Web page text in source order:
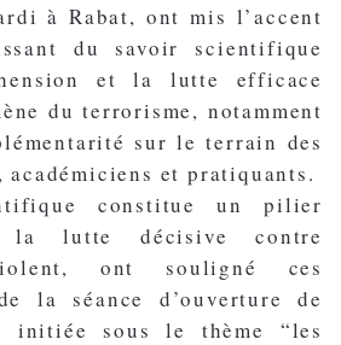
à Rabat, ont mis l’accent
du savoir scientifique
et la lutte efficace
du terrorisme, notamment
sur le terrain des
académiciens et pratiquants.
constitue un pilier
la lutte décisive contre
ont souligné ces
la séance d’ouverture de
initiée sous le thème “les